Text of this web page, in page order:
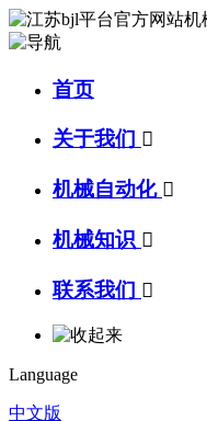
首页
关于我们 
机械自动化 
机械知识 
联系我们 
Language
中文版